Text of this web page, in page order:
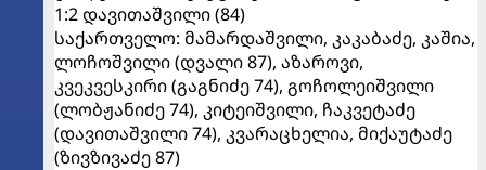
1:2 დავითაშვილი (84)
საქართველო: მამარდაშვილი, კაკაბაძე, კაშია,
ლოჩოშვილი (დვალი 87), აზაროვი,
კვეკვესკირი (გაგნიძე 74), გოჩოლეიშვილი
(ლობჟანიძე 74), კიტეიშვილი, ჩაკვეტაძე
(დავითაშვილი 74), კვარაცხელია, მიქაუტაძე
(ზივზივაძე 87)